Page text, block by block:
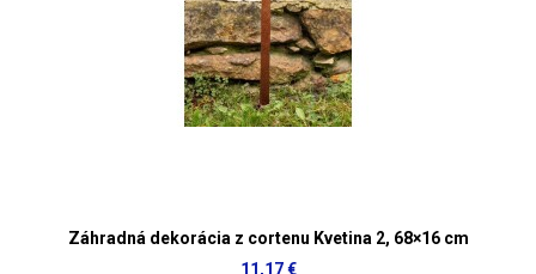
Záhradná dekorácia z cortenu Kvetina 2, 68×16 cm
11,17 €